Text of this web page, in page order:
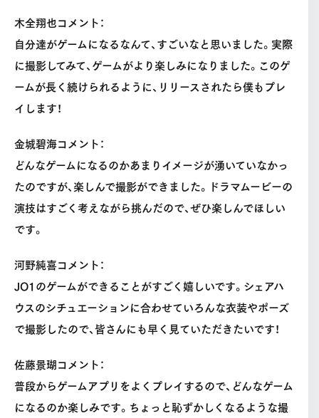
木全翔也コメント：
自分達がゲームになるなんて、すごいなと思いました。実際
に撮影してみて、ゲームがより楽しみになりました。このゲ
ームが長く続けられるように、リリースされたら僕もプレ
イします！
金城碧海コメント：
どんなゲームになるのかあまりイメージが湧いていなかっ
たのですが、楽しんで撮影ができました。ドラマムービーの
演技はすごく考えながら挑んだので、ぜひ楽しんでほしい
です。
河野純喜コメント：
JO1のゲームができることがすごく嬉しいです。シェアハ
ウスのシチュエーションに合わせていろんな衣装やポーズ
で撮影したので、皆さんにも早く見ていただきたいです！
佐藤景瑚コメント：
普段からゲームアプリをよくプレイするので、どんなゲーム
になるのか楽しみです。ちょっと恥ずかしくなるような撮